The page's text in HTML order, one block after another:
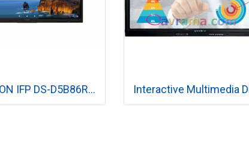
HIKVISION IFP DS-D5B86RB/FL 86 นิ้ว 4K Interactive Display